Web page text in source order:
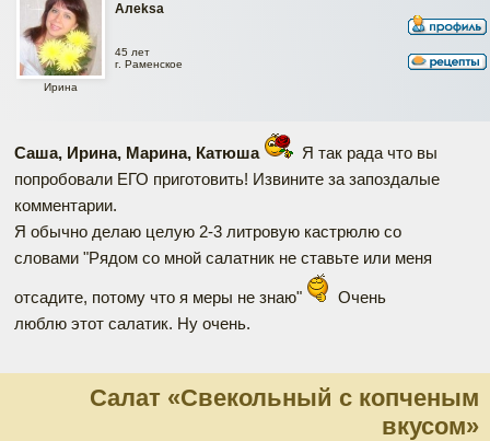
Алеksa
Ирина
45 лет
г. Раменское
Саша, Ирина, Марина, Катюша
Я так рада что вы
попробовали ЕГО приготовить! Извините за запоздалые
комментарии.
Я обычно делаю целую 2-3 литровую кастрюлю со
словами "Рядом со мной салатник не ставьте или меня
отсадите, потому что я меры не знаю"
Очень
люблю этот салатик. Ну очень.
Салат «Свекольный с копченым
вкусом»